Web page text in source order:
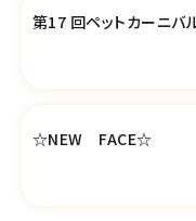
第17 回ペットカーニバ
☆NEW FACE☆